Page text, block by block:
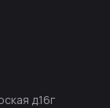
д.16г